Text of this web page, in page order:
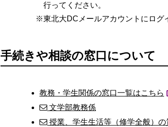
行ってください。
東北大DCメールアカウントにログ
手続きや相談の窓口について
教務・学生関係の窓口一覧はこちら
文学部教務係
授業、学生生活等（修学全般）